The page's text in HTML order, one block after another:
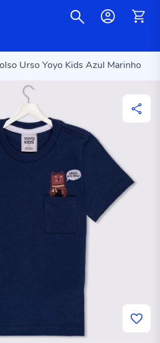
Urso Yoyo Kids Azul Marinho